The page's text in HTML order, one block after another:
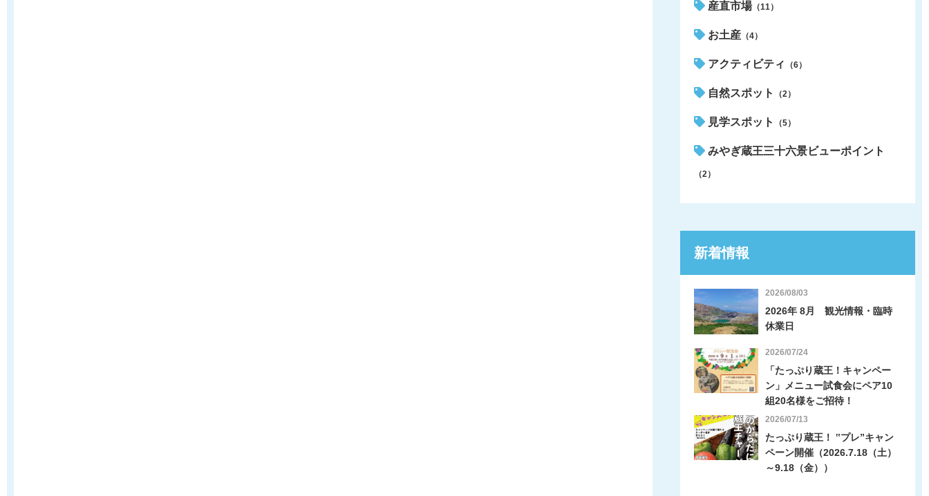
産直市場（11）
お土産 （4）
アクティビティ （6）
自然スポット （2）
見学スポット （5）
みやぎ蔵王三十六景ビューポイント
（2）
新着情報
2026/08/03
2026年 8月 観光情報・臨時
休業日
2026/07/24
「たっぷり蔵王！キャンペー
ン」メニュー試食会にペア10
組20名様をご招待！
2026/07/13
たっぷり蔵王！ ‟プレ”キャン
ペーン開催（2026.7.18（土）
～9.18（金））